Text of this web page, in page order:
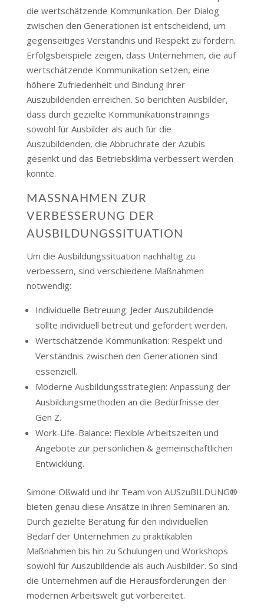
die wertschätzende Kommunikation. Der Dialog
zwischen den Generationen ist entscheidend, um
gegenseitiges Verständnis und Respekt zu fördern.
Erfolgsbeispiele zeigen, dass Unternehmen, die auf
wertschätzende Kommunikation setzen, eine
höhere Zufriedenheit und Bindung ihrer
Auszubildenden erreichen. So berichten Ausbilder,
dass durch gezielte Kommunikationstrainings
sowohl für Ausbilder als auch für die
Auszubildenden, die Abbruchrate der Azubis
gesenkt und das Betriebsklima verbessert werden
konnte​​.
MASSNAHMEN ZUR V
ERBESSERUNG DER A
USBILDUNGSSITUATION
Um die Ausbildungssituation nachhaltig zu
verbessern, sind verschiedene Maßnahmen
notwendig:
Individuelle Betreuung: Jeder Auszubildende
sollte individuell betreut und gefördert werden.
Wertschätzende Kommunikation: Respekt und
Verständnis zwischen den Generationen sind
essenziell.
Moderne Ausbildungsstrategien: Anpassung der
Ausbildungsmethoden an die Bedürfnisse der
Gen Z.
Work-Life-Balance: Flexible Arbeitszeiten und
Angebote zur persönlichen & gemeinschaftlichen
Entwicklung.
Simone Oßwald und ihr Team von AUSzuBILDUNG®
bieten genau diese Ansätze in ihren Seminaren an.
Durch gezielte Beratung für den individuellen
Bedarf der Unternehmen zu praktikablen
Maßnahmen bis hin zu Schulungen und Workshops
sowohl für Auszubildende als auch Ausbilder. So sind
die Unternehmen auf die Herausforderungen der
modernen Arbeitswelt gut vorbereitet​​​​.